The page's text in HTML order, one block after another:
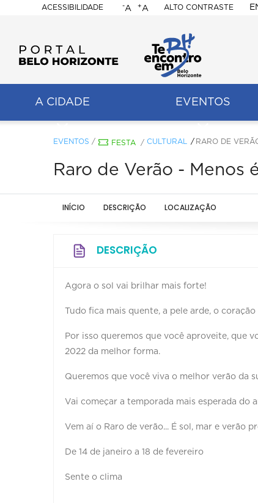
ACESSIBILIDADE
BELO
HORIZONTE
-A +A ALTO CONTRASTE
A CIDADE EVENTOS
EVENTOS / FESTA / CULTURAL RARO DE
Raro de Verão - Menos
INÍCIO DESCRIÇÃO LOCALIZAÇÃO
DESCRIÇÃO
Agora o sol vai brilhar mais forte!
Tudo fica mais quente, a pele arde, o coração
Por isso queremos que você aproveite, que
2022 da melhor forma.
Queremos que você viva o melhor verão da
Vai começar a temporada mais esperada do
Vem aí o Raro de verão... É sol, mar e verão
De 14 de janeiro a 18 de fevereiro
Sente o clima